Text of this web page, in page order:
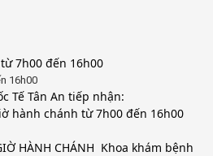
7h00 đến 16h00
16h00
Tế Tân An tiếp nhận:
hành chánh từ 7h00 đến 16h00
HÀNH CHÁNH Khoa khám bệnh